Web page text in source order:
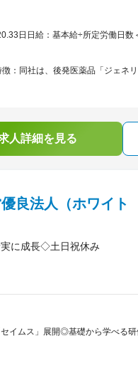
日日給：基本給÷所定労働日数
：同社は、後発医薬品「ジェネ
人詳細を見る
良法人（ホワイト
に成長◇土日祝休み
イムス」展開◎基礎から学べる